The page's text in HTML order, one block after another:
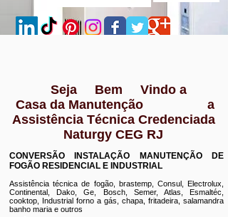
Seja Bem Vindo a
Casa da Manutenção a
Assistência Técnica Credenciada
Naturgy CEG RJ
CONVERSÃO INSTALAÇÃO MANUTENÇÃO DE
FOGÃO RESIDENCIAL E INDUSTRIAL
Assistência técnica de fogão, brastemp, Consul, Electrolux,
Continental, Dako, Ge, Bosch, Semer, Atlas, Esmaltéc,
cooktop, Industrial forno a gás, chapa, fritadeira, salamandra
banho maria e outros